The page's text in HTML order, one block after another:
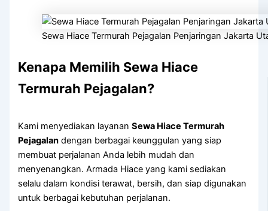
Sewa Hiace Termurah Pejagalan Penjaringan Jakarta
Kenapa Memilih Sewa Hiace
Termurah Pejagalan?
Kami menyediakan layananSewa Hiace Termurah
Pejagalan dengan berbagai keunggulan yang siap
membuat perjalanan Anda lebih mudah dan
menyenangkan. Armada Hiace yang kami sediakan
selalu dalam kondisi terawat, bersih, dan siap digunakan
untuk berbagai kebutuhan perjalanan.